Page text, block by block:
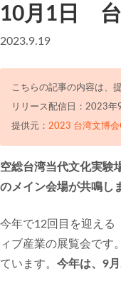
10月1日
2023.9.19
こちらの記事の内容は、
リリース配信日：2023年
提供元： 2023 台湾文博会
空総台湾当代文化実験
のメイン会場が共鳴し
今年で12回目を迎える
ィブ産業の展覧会です
ています。 今年は、9